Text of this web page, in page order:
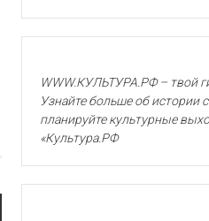
WWW.КУЛЬТУРА.РФ – твой
Узнайте больше об истории
планируйте культурные
«Культура.РФ